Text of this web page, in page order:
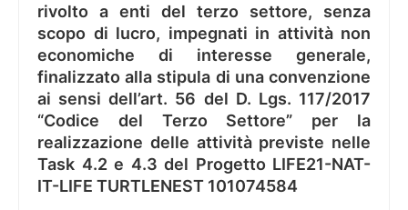
rivolto a enti del terzo settore, senza
scopo di lucro, impegnati in attività non
economiche di interesse generale,
finalizzato alla stipula di una convenzione
ai sensi dell’art. 56 del D. Lgs. 117/2017
“Codice del Terzo Settore” per la
realizzazione delle attività previste nelle
Task 4.2 e 4.3 del Progetto LIFE21-NAT-
IT-LIFE TURTLENEST 101074584